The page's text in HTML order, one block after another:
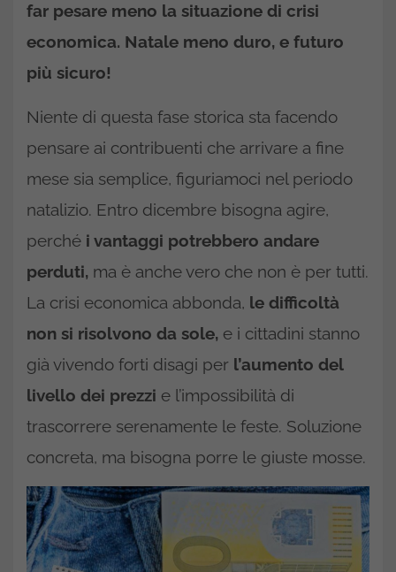
far pesare meno la situazione di crisi
economica. Natale meno duro, e futuro
più sicuro!
Niente di questa fase storica sta facendo
pensare ai contribuenti che arrivare a fine
mese sia semplice, figuriamoci nel periodo
natalizio. Entro dicembre bisogna agire,
perché i vantaggi potrebbero andare
perduti, ma è anche vero che non è per tutti.
La crisi economica abbonda, le difficoltà
non si risolvono da sole, e i cittadini stanno
già vivendo forti disagi per l’aumento del
livello dei prezzi e l’impossibilità di
trascorrere serenamente le feste. Soluzione
concreta, ma bisogna porre le giuste mosse.